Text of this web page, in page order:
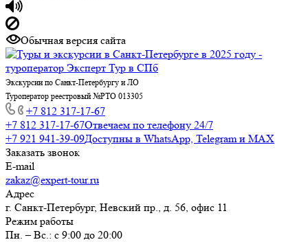
Обычная версия сайта
Экскурсии по Санкт-Петербургу и ЛО
Туроператор реестровый №РТО 013305
+7 812 317-17-67
+7 812 317-17-67Отвечаем по телефону 24/7
+7 921 941-39-09Доступны в WhatsApp, Telegram и MAX
Заказать звонок
E-mail
zakaz@expert-tour.ru
Адрес
г. Санкт-Петербург, Невский пр., д. 56, офис 11
Режим работы
Пн. – Вс.: с 9:00 до 20:00